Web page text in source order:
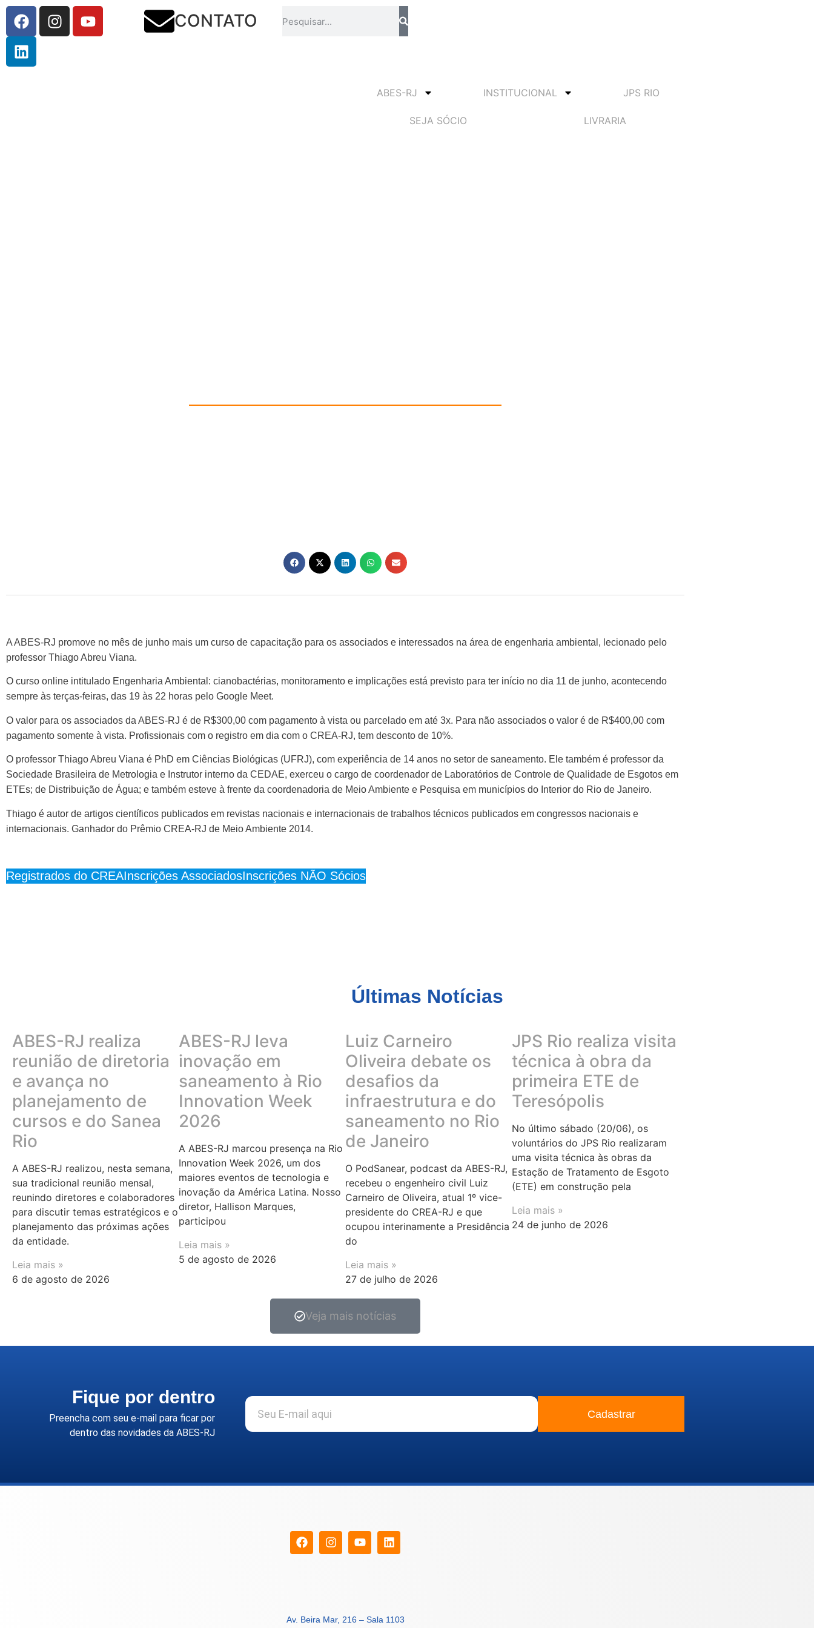
CONTATO
ABES-RJ INSTITUCIONAL JPS RIO
SEJA SÓCIO LIVRARIA
A ABES-RJ promove no mês de junho mais um curso de capacitação para os associados e interessados na área de engenharia ambiental, lecionado pelo
professor Thiago Abreu Viana.
O curso online intitulado Engenharia Ambiental: cianobactérias, monitoramento e implicações está previsto para ter início no dia 11 de junho, acontecendo
sempre às terças-feiras, das 19 às 22 horas pelo Google Meet.
O valor para os associados da ABES-RJ é de R$300,00 com pagamento à vista ou parcelado em até 3x. Para não associados o valor é de R$400,00 com
pagamento somente à vista. Profissionais com o registro em dia com o CREA-RJ, tem desconto de 10%.
O professor Thiago Abreu Viana é PhD em Ciências Biológicas (UFRJ), com experiência de 14 anos no setor de saneamento. Ele também é professor da
Sociedade Brasileira de Metrologia e Instrutor interno da CEDAE, exerceu o cargo de coordenador de Laboratórios de Controle de Qualidade de Esgotos em
ETEs; de Distribuição de Água; e também esteve à frente da coordenadoria de Meio Ambiente e Pesquisa em municípios do Interior do Rio de Janeiro.
Thiago é autor de artigos científicos publicados em revistas nacionais e internacionais de trabalhos técnicos publicados em congressos nacionais e
internacionais. Ganhador do Prêmio CREA-RJ de Meio Ambiente 2014.
Registrados do CREAInscrições AssociadosInscrições NÃO Sócios
Últimas Notícias
ABES-RJ realiza
reunião de diretoria
e avança no
planejamento de
cursos e do Sanea
Rio
A ABES-RJ realizou, nesta semana,
sua tradicional reunião mensal,
reunindo diretores e colaboradores
para discutir temas estratégicos e o
planejamento das próximas ações
da entidade.
Leia mais »
6 de agosto de 2026
ABES-RJ leva
inovação em
saneamento à Rio
Innovation Week
2026
A ABES-RJ marcou presença na Rio
Innovation Week 2026, um dos
maiores eventos de tecnologia e
inovação da América Latina. Nosso
diretor, Hallison Marques,
participou
Leia mais »
5 de agosto de 2026
Luiz Carneiro
Oliveira debate os
desafios da
infraestrutura e do
saneamento no Rio
de Janeiro
O PodSanear, podcast da ABES-RJ,
recebeu o engenheiro civil Luiz
Carneiro de Oliveira, atual 1º vice-
presidente do CREA-RJ e que
ocupou interinamente a Presidência
do
Leia mais »
27 de julho de 2026
JPS Rio realiza visita
técnica à obra da
primeira ETE de
Teresópolis
No último sábado (20/06), os
voluntários do JPS Rio realizaram
uma visita técnica às obras da
Estação de Tratamento de Esgoto
(ETE) em construção pela
Leia mais »
24 de junho de 2026
Veja mais notícias
Fique por dentro
Preencha com seu e-mail para ficar por
dentro das novidades da ABES-RJ
Cadastrar
Av. Beira Mar, 216 – Sala 1103